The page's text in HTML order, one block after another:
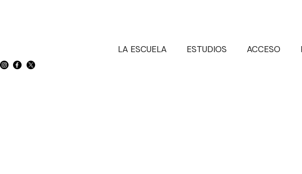
LA ESCUELA ESTUDIOS ACCESO